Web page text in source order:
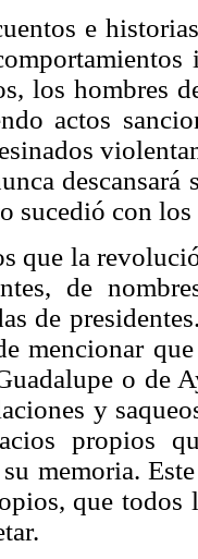
e
los hombres
actos
sucedió con
que la
de
de
mencionar
o de
y
propios
su memoria.
que todos